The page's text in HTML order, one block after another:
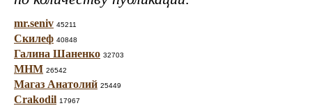
mr.seniv 45211
Скилеф 40848
Галина Шаненко 32703
МНМ 26542
Магаз Анатолий 25449
Crakodil 17967